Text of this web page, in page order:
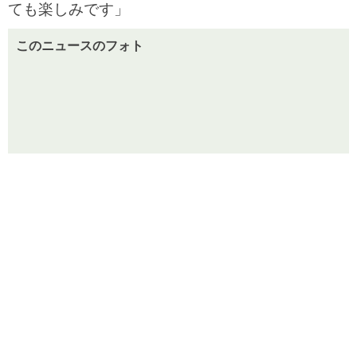
ても楽しみです」
このニュースのフォト